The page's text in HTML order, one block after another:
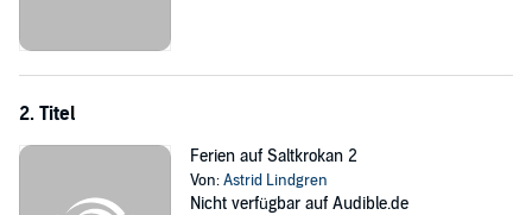
©1992 Verlag Friedrich Oetinger GmbH, Hamburg. Übersetzung von
Thyra Dohrenburg (P)2019 Oetinger Media GmbH, Hamburg. Ein
Unternehmen der Verlagsgruppe Oetinger
2. Titel
Ferien auf Saltkrokan 2
Von:Astrid Lindgren
Nicht verfügbar auf Audible.de